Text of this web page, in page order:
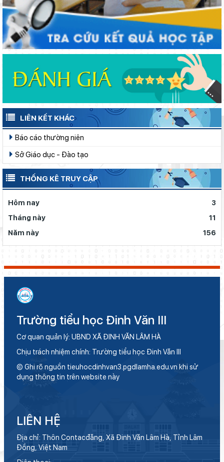
LIÊN KẾT KHÁC
Báo cáo thường niên
Sở Giáo dục - Đào tạo
THỐNG KÊ TRUY CẬP
Hôm nay
3
Tháng này
11
Năm này
156
Trường tiểu học Đinh Văn III
Cơ quan quản lý: UBND XÃ ĐINH VĂN LÂM HÀ
Chịu trách nhiệm chính: Trường tiểu học Đinh Văn III
© Ghi rõ nguồn tieuhocdinhvan3.pgdlamha.edu.vn khi sử
dụng thông tin trên website này
LIÊN HỆ
Địa chỉ: Thôn Contacđăng, Xã Đinh Văn Lâm Hà, Tỉnh Lâm
Đồng, Việt Nam